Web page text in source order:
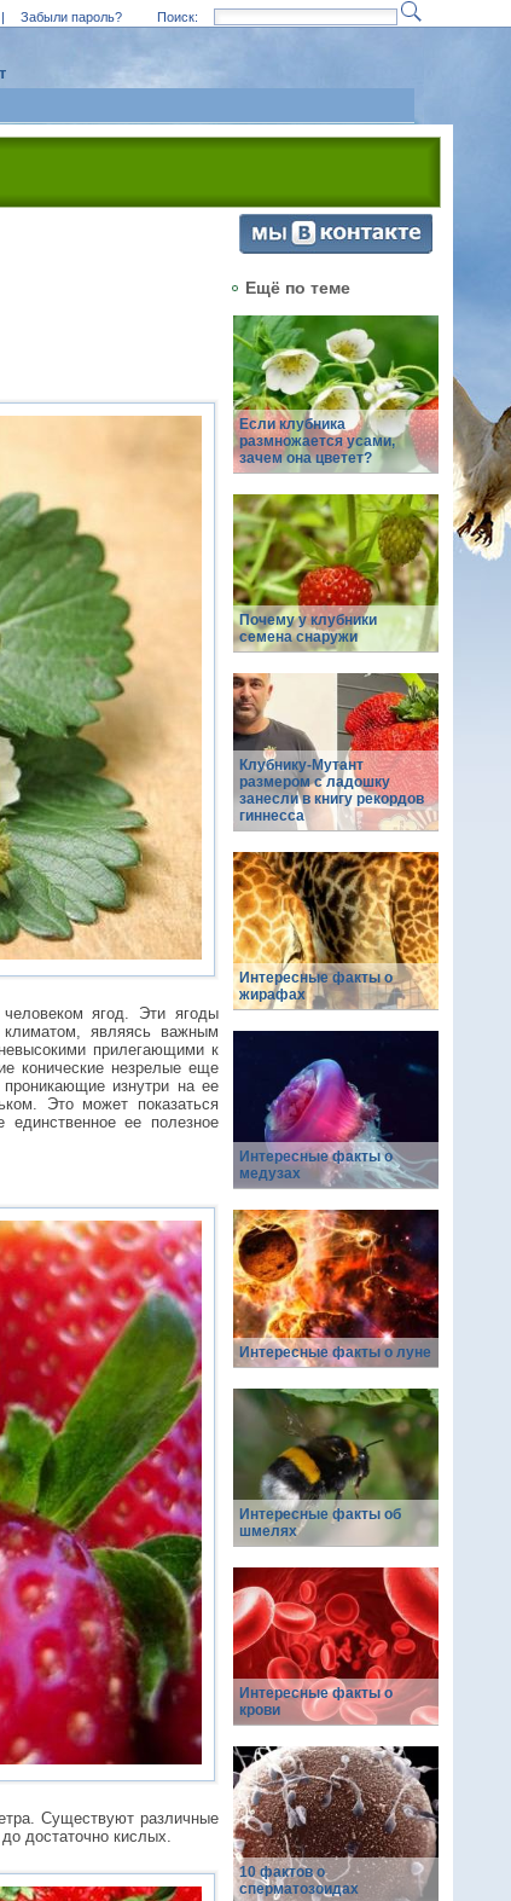
| Забыли пароль? Поиск:
ягод. Эти ягоды
являясь важным
прилегающими к
конические незрелые еще
изнутри на ее
Это может показаться
ее полезное
Существуют различные
достаточно кислых.
Ещё по теме
Если клубника
размножается усами,
зачем она цветет?
Почему у клубники
семена снаружи
Клубнику-Мутант
размером с ладошку
занесли в книгу рекордов
гиннесса
Интересные факты о
жирафах
Интересные факты о
медузах
Интересные факты о луне
Интересные факты об
шмелях
Интересные факты о
крови
10 фактов о
сперматозоидах